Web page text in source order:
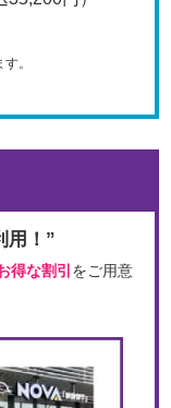
。
用！”
得な割引 をご用意